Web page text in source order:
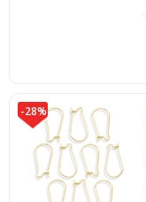
-28%